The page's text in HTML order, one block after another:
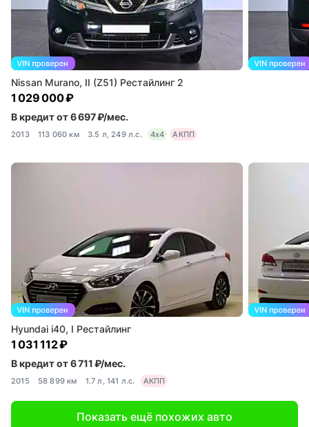
Nissan Murano, II (Z51) Рестайлинг 2
1 029 000 ₽
В кредит от 6 697 ₽/мес.
2013 113 060 км 3.5 л, 249 л.с. 4x4 АКПП
Hyundai i40, I Рестайлинг
1 031 112 ₽
В кредит от 6 711 ₽/мес.
2015 58 899 км 1.7 л, 141 л.с. АКПП
Показать ещё похожих авто